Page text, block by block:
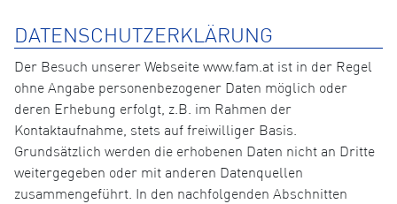
DATENSCHUTZERKLÄRUNG
Der Besuch unserer Webseite www.fam.at ist in der Regel
ohne Angabe personenbezogener Daten möglich oder
deren Erhebung erfolgt, z.B. im Rahmen der
Kontaktaufnahme, stets auf freiwilliger Basis.
Grundsätzlich werden die erhobenen Daten nicht an Dritte
weitergegeben oder mit anderen Datenquellen
zusammengeführt. In den nachfolgenden Abschnitten